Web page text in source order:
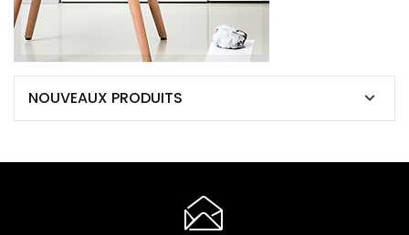
NOUVEAUX PRODUITS 